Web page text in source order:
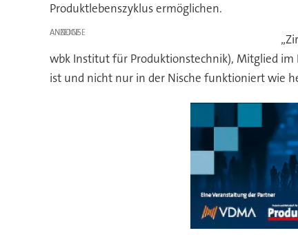
Produktlebenszyklus ermöglichen.
ANZEIGE
wbk Institut für Produktionstechnik), Mitglied
ist und nicht nur in der Nische funktioniert wie